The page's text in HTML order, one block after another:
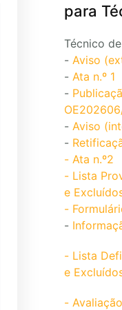
para
Técnico
- Aviso
- Ata n.º 1
-
- Aviso
-
- Ata n.º2
- Lista
e
-
-
- Lista
e
-